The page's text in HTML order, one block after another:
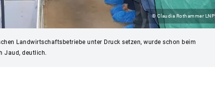
© Claudia Rothammer LNP
Landwirtschaftsbetriebe unter Druck setzen, wurde schon beim
Jaud, deutlich.